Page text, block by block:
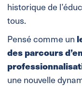
historique de
tous.
Pensé comme un
des parcours
une nouvelle